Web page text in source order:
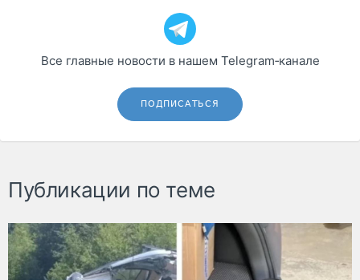
Все главные новости в нашем Telegram‑канале
ПОДПИСАТЬСЯ
Публикации по теме